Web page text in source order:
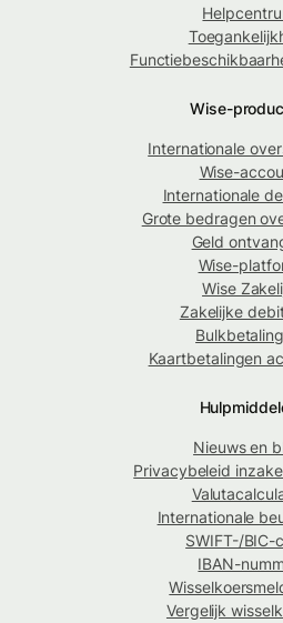
Wise-
Internationale
Wise-
Internationale
Grote bedragen
Geld
Wise-
Wise
Zakelijke
Kaartbetalingen
Nieuws en
Privacybeleid
Internationale
SWIFT-/BIC-
IBAN-
Vergelijk